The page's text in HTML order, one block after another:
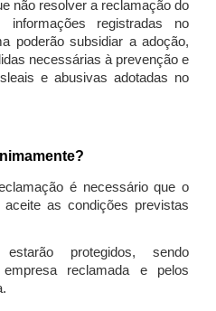
não resolver a reclamação do
informações registradas no
poderão subsidiar a adoção,
necessárias à prevenção e
e abusivas adotadas no
é necessário que o
as condições previstas
protegidos, sendo
reclamada e pelos